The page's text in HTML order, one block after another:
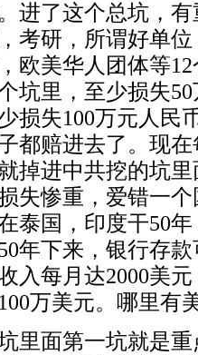
进了这个总坑，
考研，所谓好单
欧美华人团体等12
坑里，至少损失50
损失100万元人民
都赔进去了。现
掉进中共挖的坑
失惨重，爱错一
泰国，印度干50年
年下来，银行存
入每月达2000美元
100万美元。哪里有
里面第一坑就是